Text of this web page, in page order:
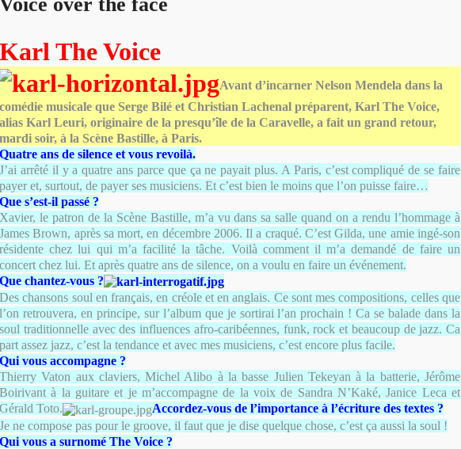
Karl The Voice
Avant d’incarner Nelson Mendela dans la
comédie musicale que Serge Bilé et Christian Lachenal préparent, Karl The Voice,
alias Karl Leuri, originaire de la presqu’île de la Caravelle, a fait un grand retour,
mardi soir, à la Scène Bastille, à Paris.
Quatre ans de silence et vous revoilà.
J’ai arrêté il y a quatre ans parce que ça ne payait plus. A Paris, c’est compliqué de se faire
payer et, surtout, de payer ses musiciens. Et c’est bien le moins que l’on puisse faire…
Que s’est-il passé ?
Xavier, le patron de la Scène Bastille, m’a vu dans sa salle quand on a rendu l’hommage à
James Brown, après sa mort, en décembre 2006. Il a craqué. C’est Gilda, une amie ingé-son
résidente chez lui qui m’a facilité la tâche. Voilà comment il m’a demandé de faire un
concert chez lui. Et après quatre ans de silence, on a voulu en faire un événement.
Que chantez-vous ?
Des chansons soul en français, en créole et en anglais. Ce sont mes compositions, celles que
l’on retrouvera, en principe, sur l’album que je sortirai l’an prochain ! Ca se balade dans la
soul traditionnelle avec des influences afro-caribéennes, funk, rock et beaucoup de jazz. Ca
part assez jazz, c’est la tendance et avec mes musiciens, c’est encore plus facile.
Qui vous accompagne ?
Thierry Vaton aux claviers, Michel Alibo à la basse Julien Tekeyan à la batterie, Jérôme
Boirivant à la guitare et je m’accompagne de la voix de Sandra N’Kaké, Janice Leca et
Gérald Toto.
Accordez-vous de l’importance à l’écriture des textes ?
Je ne compose pas pour le groove, il faut que je dise quelque chose, c’est ça aussi la soul !
Qui vous a surnomé The Voice ?